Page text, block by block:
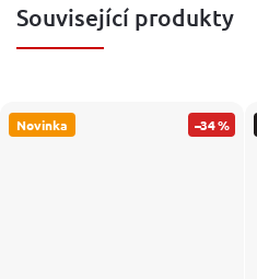
Související produkty
Novinka –34 %